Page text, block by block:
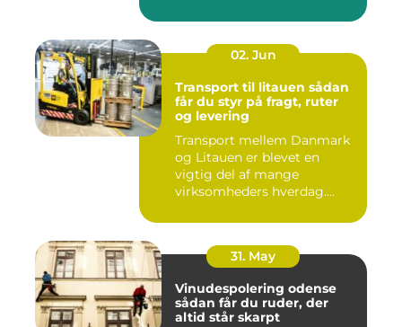
02. Jun
Transport til litauen sådan
får du styr på fragt, ruter
og levering
Transport mellem Danmark
og Litauen er blevet en
vigtig del af mange
virksomheders hverdag.
31. May
Vinudespolering odense
sådan får du ruder, der
altid står skarpt